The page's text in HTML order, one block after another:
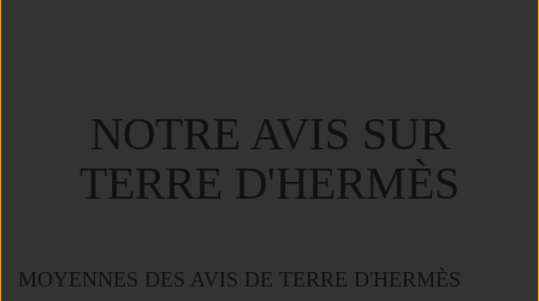
NOTRE AVIS SUR
TERRE D'HERMÈS
MOYENNES DES AVIS DE TERRE D'HERMÈS